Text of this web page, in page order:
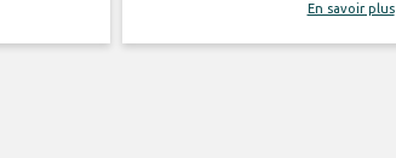
En savoir plus